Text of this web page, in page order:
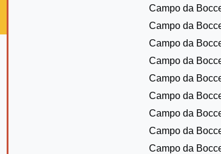
Campo da
Campo da
Campo da
Campo da
Campo da
Campo da
Campo da
Campo da
Campo da